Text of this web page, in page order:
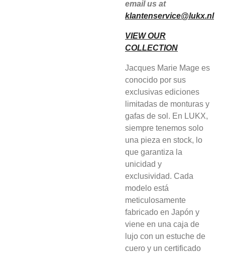
email us at
klantenservice@lukx.nl
VIEW OUR
COLLECTION
Jacques Marie Mage es
conocido por sus
exclusivas ediciones
limitadas de monturas y
gafas de sol. En LUKX,
siempre tenemos solo
una pieza en stock, lo
que garantiza la
unicidad y
exclusividad. Cada
modelo está
meticulosamente
fabricado en Japón y
viene en una caja de
lujo con un estuche de
cuero y un certificado